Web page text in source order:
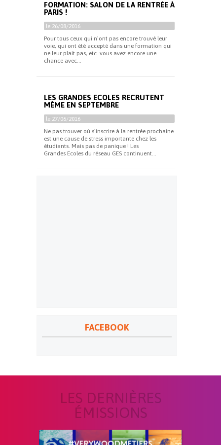
FORMATION: SALON DE LA RENTRÉE À
PARIS !
le 26/08/2016
Pour tous ceux qui n’ont pas encore trouvé leur
voie, qui ont été accepté dans une formation qui
ne leur plait pas, etc. vous avez encore une
chance avec...
LES GRANDES ECOLES RECRUTENT
MÊME EN SEPTEMBRE
le 27/06/2016
Ne pas trouver où s’inscrire à la rentrée prochaine
est une cause de stress importante chez les
étudiants. Mais pas de panique ! Les
Grandes Ecoles du réseau GES continuent...
FACEBOOK
LES DERNIÈRES
ÉMISSIONS